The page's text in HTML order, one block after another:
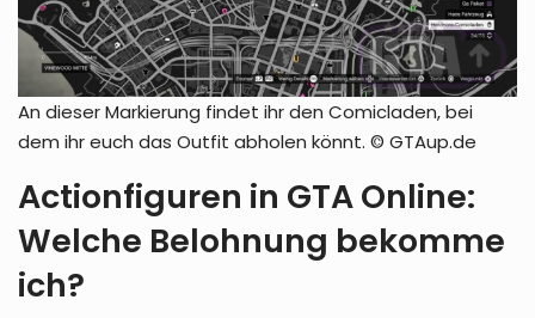
An dieser Markierung findet ihr den Comicladen, bei
dem ihr euch das Outfit abholen könnt. © GTAup.de
Actionfiguren in GTA Online:
Welche Belohnung bekomme
ich?